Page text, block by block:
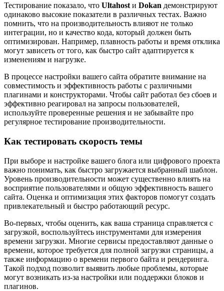
Тестирование показало, что Ultahost и Dokan демонстрируют
одинаково высокие показатели в различных тестах. Важно
помнить, что на производительность влияют не только
интеграции, но и качество кода, который должен быть
оптимизирован. Например, плавность работы и время отклика
могут зависеть от того, как быстро сайт адаптируется к
изменениям и нагрузке.
В процессе настройки вашего сайта обратите внимание на
совместимость и эффективность работы с различными
плагинами и конструкторами. Чтобы сайт работал без сбоев и
эффективно реагировал на запросы пользователей,
используйте проверенные решения и не забывайте про
регулярное тестирование производительности.
Как тестировать скорость темы
При выборе и настройке вашего блога или цифрового проекта
важно понимать, как быстро загружается выбранный шаблон.
Уровень производительности может существенно влиять на
восприятие пользователями и общую эффективность вашего
сайта. Оценка и оптимизация этих факторов помогут создать
привлекательный и быстро работающий ресурс.
Во-первых, чтобы оценить, как ваша страница справляется с
загрузкой, воспользуйтесь инструментами для измерения
времени загрузки. Многие сервисы предоставляют данные о
времени, которое требуется для полной загрузки страницы, а
также информацию о времени первого байта и рендеринга.
Такой подход позволит выявить любые проблемы, которые
могут возникать из-за настройки или поддержки блоков и
плагинов.